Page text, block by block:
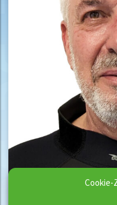
Cookie-